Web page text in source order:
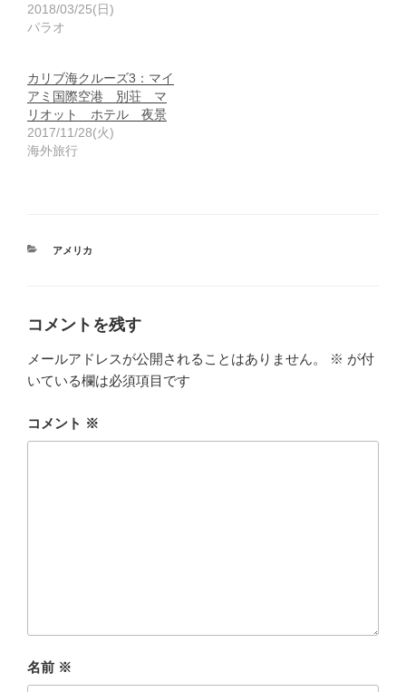
2018/03/25(日)
パラオ
カリブ海クルーズ3：マイ
アミ国際空港 別荘 マ
リオット ホテル 夜景
2017/11/28(火)
海外旅行
カ
アメリカ
コメントを残す
メールアドレスが公開されることはありません。 ※ が付
いている欄は必須項目です
コメント ※
名前 ※